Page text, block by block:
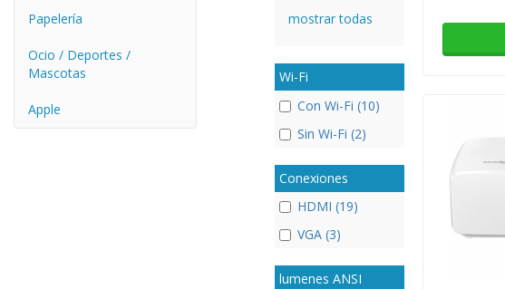
Papelería
Ocio / Deportes /
Mascotas
Apple
mostrar todas
Wi-Fi
Con Wi-Fi (10)
Sin Wi-Fi (2)
Conexiones
HDMI (19)
VGA (3)
lumenes ANSI